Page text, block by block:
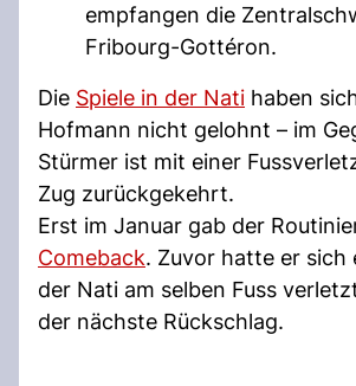
empfangen die
Fribourg-Gottéron.
Die Spiele in der Nati haben
Hofmann nicht gelohnt – im
Stürmer ist mit einer
Zug zurückgekehrt.
Erst im Januar gab der
Comeback. Zuvor hatte er sich
der Nati am selben Fuss
der nächste Rückschlag.